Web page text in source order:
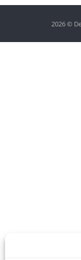
2026 ©